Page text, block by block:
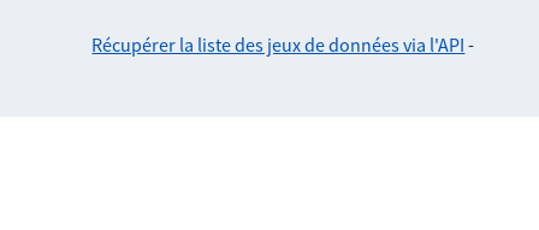
Récupérer la liste des jeux de données via l'API -